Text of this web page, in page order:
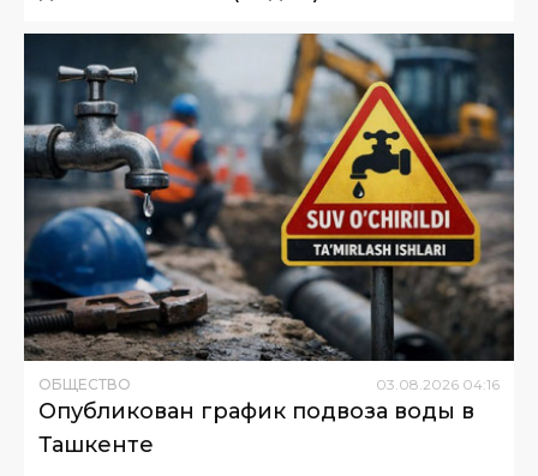
ОБЩЕСТВО 03 08 2026 04:16
Опубликован график подвоза воды в
Ташкенте